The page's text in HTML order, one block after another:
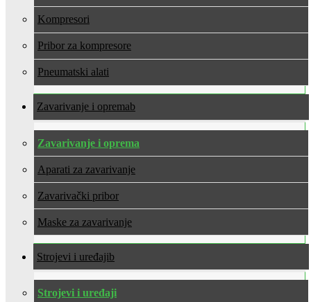
Kompresori
Pribor za kompresore
Pneumatski alati
Zavarivanje i oprema
Zavarivanje i oprema
Aparati za zavarivanje
Zavarivački pribor
Maske za zavarivanje
Strojevi i uređaji
Strojevi i uređaji